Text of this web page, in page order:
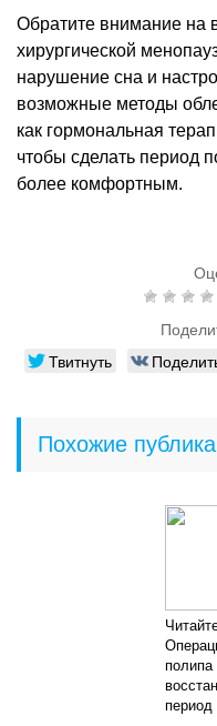
Обратите внимание
хирургической
нарушение сна и
возможные методы
как гормональная
чтобы сделать период
более комфортным.
Твитнуть
Похожие
полипа
период